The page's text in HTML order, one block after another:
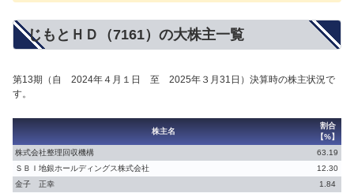
じもとＨＤ（7161）の大株主一覧
第13期（自 2024年４月１日 至 2025年３月31日）決算時の株主状況で
す。
株主名
割合
【%】
株式会社整理回収機構
63.19
ＳＢＩ地銀ホールディングス株式会社
12.30
金子 正幸
1.84